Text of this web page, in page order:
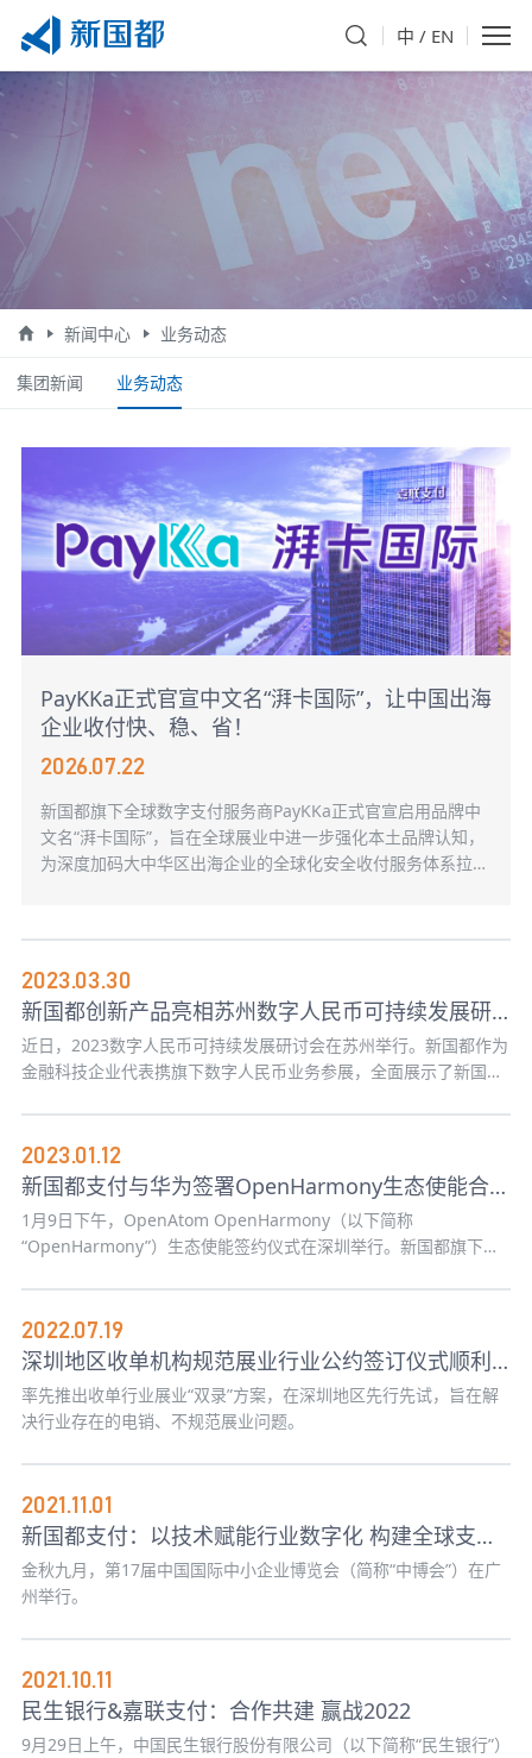
中 / EN
新闻中心 业务动态
集团新闻 业务动态
PayKKa正式官宣中文名“湃卡国际”，让中国出海
企业收付快、稳、省！
2026.07.22
新国都旗下全球数字支付服务商PayKKa正式官宣启用品牌中
文名“湃卡国际”，旨在全球展业中进一步强化本土品牌认知，
为深度加码大中华区出海企业的全球化安全收付服务体系拉开
2023.03.30
新国都创新产品亮相苏州数字人民币可持续发展研讨会
近日，2023数字人民币可持续发展研讨会在苏州举行。新国都作为
金融科技企业代表携旗下数字人民币业务参展，全面展示了新国都
2023.01.12
新国都支付与华为签署OpenHarmony生态使能合作协议
1月9日下午，OpenAtom OpenHarmony（以下简称
“OpenHarmony”）生态使能签约仪式在深圳举行。新国都旗下子
业国产化的繁荣和发展。
2022.07.19
深圳地区收单机构规范展业行业公约签订仪式顺利举行
率先推出收单行业展业“双录”方案，在深圳地区先行先试，旨在解
决行业存在的电销、不规范展业问题。
2021.11.01
新国都支付：以技术赋能行业数字化 构建全球支付生态体系
金秋九月，第17届中国国际中小企业博览会（简称“中博会”）在广
州举行。
2021.10.11
民生银行&嘉联支付：合作共建 赢战2022
9月29日上午，中国民生银行股份有限公司（以下简称“民生银行”）